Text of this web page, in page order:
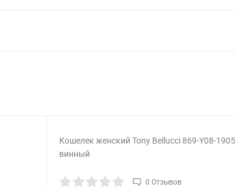
Кошелек женский Tony Bellucci 869-Y08-1905
винный
0 Отзывов